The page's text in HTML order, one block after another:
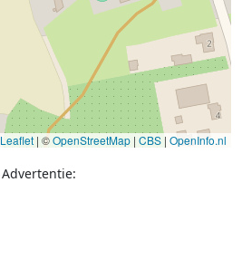
Leaflet | ©OpenStreetMap | CBS | OpenInfo.nl
Advertentie: